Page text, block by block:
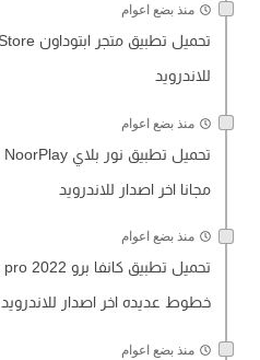
منذ بضع اعوام
للاندرويد
منذ بضع اعوام
مجانا اخر اصدار للاندرويد
منذ بضع اعوام
خطوط عديده اخر اصدار للاندرويد
منذ بضع اعوام